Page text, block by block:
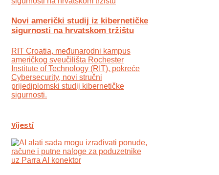
Novi američki studij iz kibernetičke
sigurnosti na hrvatskom tržištu
RIT Croatia, međunarodni kampus
američkog sveučilišta Rochester
Institute of Technology (RIT), pokreće
Cybersecurity, novi stručni
prijediplomski studij kibernetičke
sigurnosti.
Vijesti